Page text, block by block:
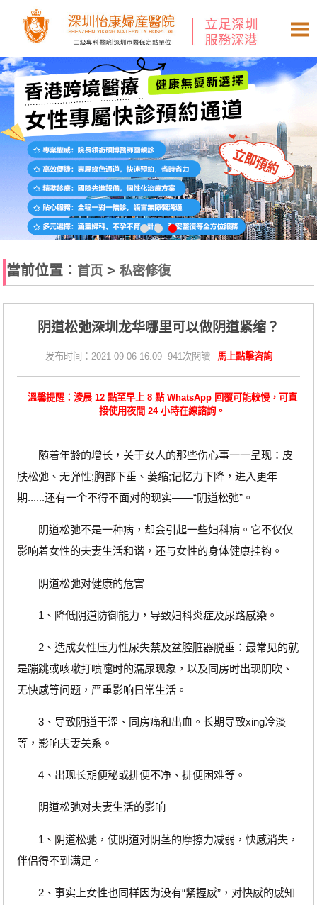
當前位置： 首页 >私密修復
阴道松弛深圳龙华哪里可以做阴道紧缩？
发布时间：2021-09-06 16:09 941次閱讀 馬上點擊咨詢
溫馨提醒：淩晨 12 點至早上 8 點 WhatsApp 回覆可能較慢，可直
接使用夜間 24 小時在線諮詢。
随着年龄的增长，关于女人的那些伤心事一一呈现：皮
肤松弛、无弹性;胸部下垂、萎缩;记忆力下降，进入更年
期......还有一个不得不面对的现实——“阴道松弛”。
阴道松弛不是一种病，却会引起一些妇科病。它不仅仅
影响着女性的夫妻生活和谐，还与女性的身体健康挂钩。
阴道松弛对健康的危害
1、降低阴道防御能力，导致妇科炎症及尿路感染。
2、造成女性压力性尿失禁及盆腔脏器脱垂：最常见的就
是蹦跳或咳嗽打喷嚏时的漏尿现象，以及同房时出现阴吹、
无快感等问题，严重影响日常生活。
3、导致阴道干涩、同房痛和出血。长期导致xing冷淡
等，影响夫妻关系。
4、出现长期便秘或排便不净、排便困难等。
阴道松弛对夫妻生活的影响
1、阴道松驰，使阴道对阴茎的摩擦力减弱，快感消失，
伴侣得不到满足。
2、事实上女性也同样因为没有“紧握感”，对快感的感知